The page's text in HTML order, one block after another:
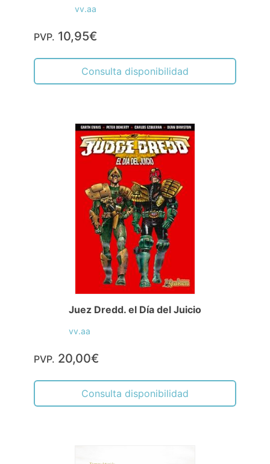
vv.aa
PVP. 10,95€
Consulta disponibilidad
Juez Dredd. el Día del Juicio
vv.aa
PVP. 20,00€
Consulta disponibilidad